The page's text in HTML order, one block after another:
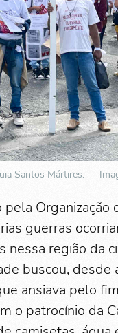
Santos Mártires. —
Organização
guerras
região da
buscou, desde
ansiava pelo
o patrocínio da